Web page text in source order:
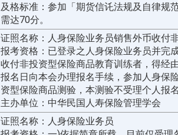
及格标准：参加「期货信讬法规及自律规
需达70分。
证照名称：人身保险业务员销售外币收付
报考资格：已登录之人身保险业务员并完
收付非投资型保险商品教育训练者，得经
报名日向本会办理报名手续，参加人身保
资型保险商品测验，本测验不受理个人报
主办单位：中华民国人寿保险管理学会
证照名称：人身保险业务员